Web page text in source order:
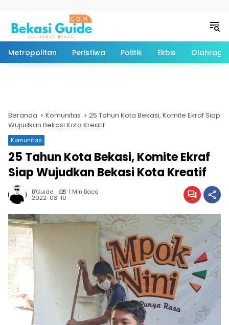
Metropolitan Peristiwa Politik Ekbis Olahraga
Beranda Komunitas
25 Tahun Kota Bekasi, Komite Ekraf Siap
Wujudkan Bekasi Kota Kreatif
Komunitas
25 Tahun Kota Bekasi, Komite Ekraf
Siap Wujudkan Bekasi Kota Kreatif
B'Guide 1 Min Baca
2022-03-10